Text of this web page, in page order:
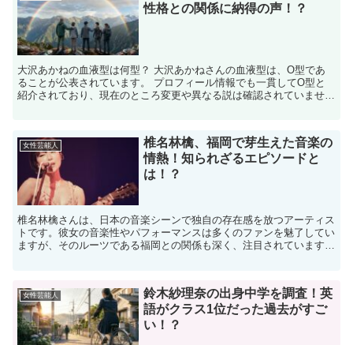
性格との関係に納得の声！？
大沢あかねの血液型は何型？ 大沢あかねさんの血液型は、O型であ
ることが公表されています。 プロフィール情報でも一貫してO型と
紹介されており、現在のところ変更や異なる説は確認されていませ
女性芸能人
椎名林檎、福岡で芽生えた音楽の
情熱！知られざるエピソードと
は！？
椎名林檎さんは、日本の音楽シーンで独自の存在感を放つアーティス
トです。彼女の音楽性やパフォーマンスは多くのファンを魅了してい
ますが、そのルーツである福岡との関係も深く、注目されています。
女性芸能人
鈴木紗理奈の出身中学を調査！英
語がクラス1位だった過去がすご
い！？